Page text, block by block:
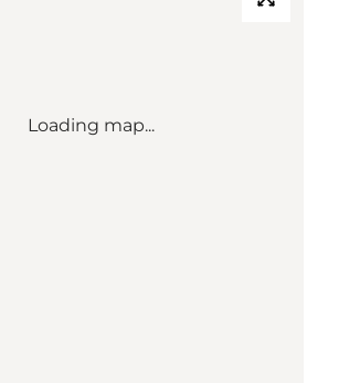
Loading map...